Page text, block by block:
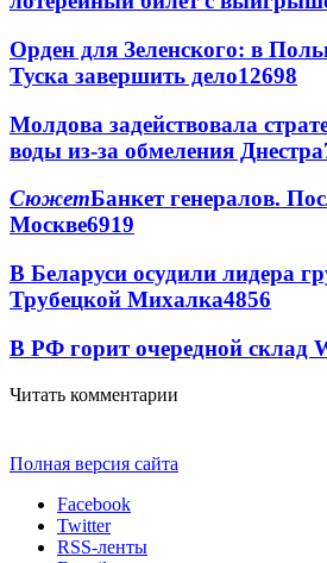
Орден для Зеленского: в
Туска завершить дело12698
Молдова задействовала
воды из-за обмеления Днестра
СюжетБанкет генералов.
Москве6919
В Беларуси осудили лидера
Трубецкой Михалка4856
В РФ горит очередной склад
Читать комментарии
Полная версия сайта
Facebook
Twitter
RSS-ленты